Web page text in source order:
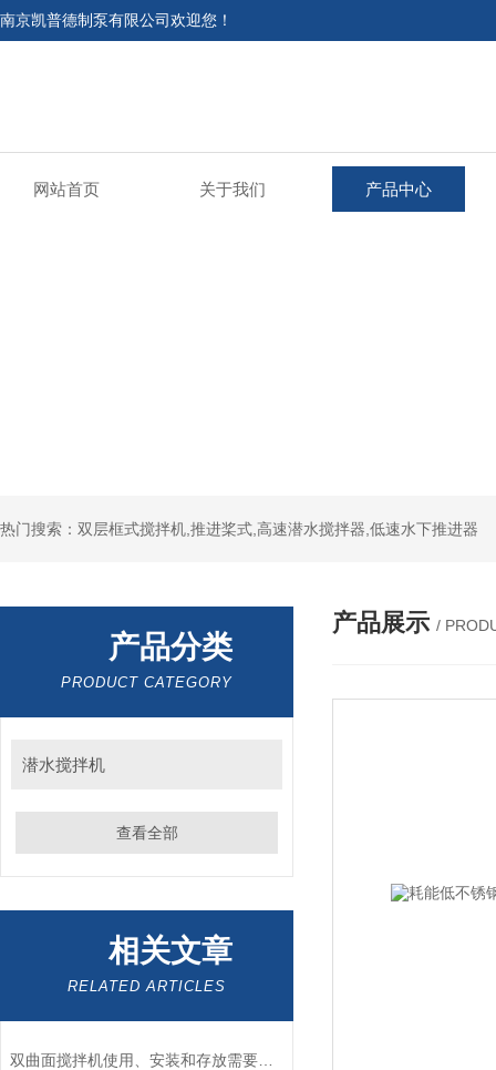
南京凯普德制泵有限公司欢迎您！
网站首页 关于我们 产品中心
热门搜索：双层框式搅拌机,推进桨式,高速潜水搅拌器,低速水下推进器
产品分类
PRODUCT CATEGORY
潜水搅拌机
查看全部
相关文章
RELATED ARTICLES
双曲面搅拌机使用、安装和存放需要注意的一些问题
产品展示 /